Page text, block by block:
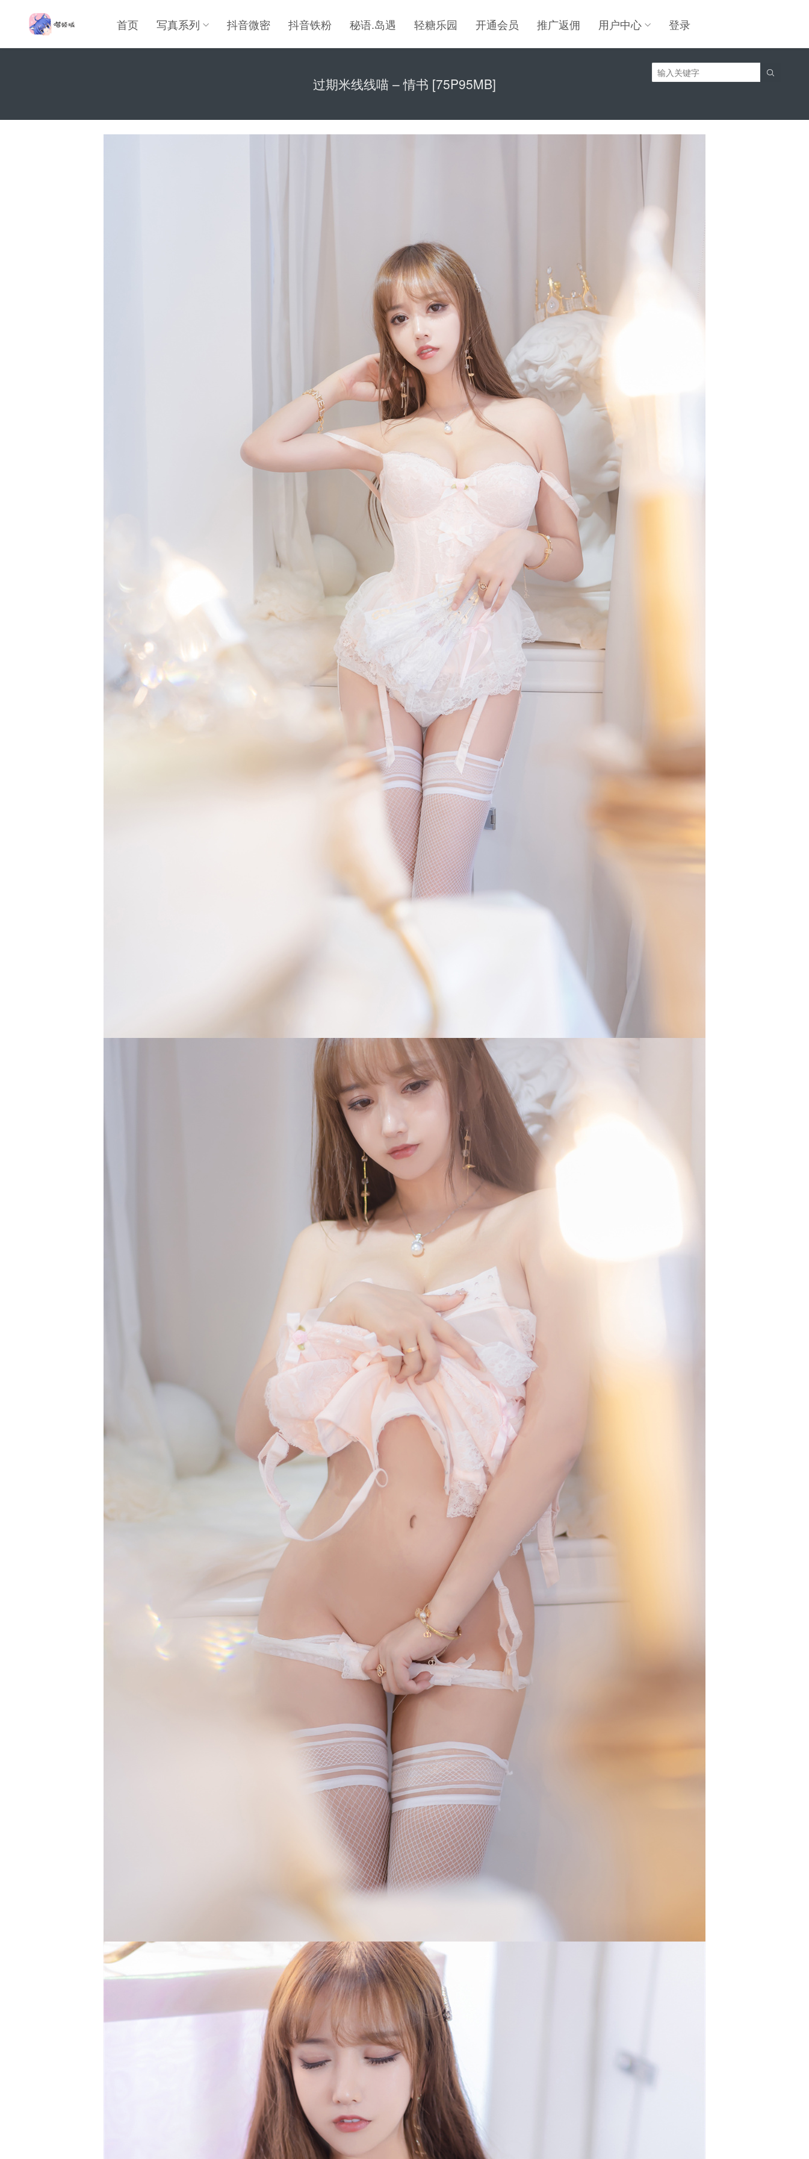
首页 写真系列 抖音微密 抖音铁粉 秘语.岛遇 轻糖乐园 开通会员 推广返佣 用户中心 登录

过期米线线喵 – 情书 [75P95MB]